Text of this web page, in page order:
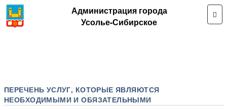
Администрация города
Усолье-Сибирское
ПЕРЕЧЕНЬ УСЛУГ, КОТОРЫЕ ЯВЛЯЮТСЯ
НЕОБХОДИМЫМИ И ОБЯЗАТЕЛЬНЫМИ